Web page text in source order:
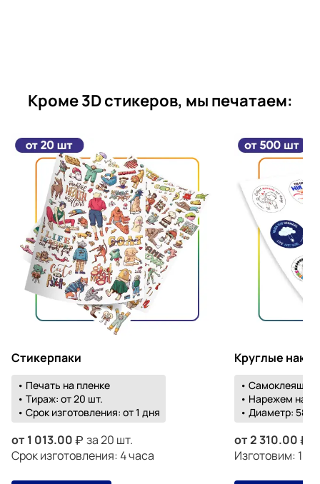
Кроме 3D стикеров, мы печатаем:
Стикерпаки
• Печать на пленке
• Тираж: от 20 шт.
• Срок изготовления: от 1 дня
от 1 013.00
за 20 шт.
Срок изготовления: 4 часа
Круглые
•
• Нарежем на
• Диаметр: 58-
от2 310.00
Изготовим: 18